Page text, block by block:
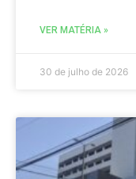
VER MATÉRIA »
30 de julho de 2026